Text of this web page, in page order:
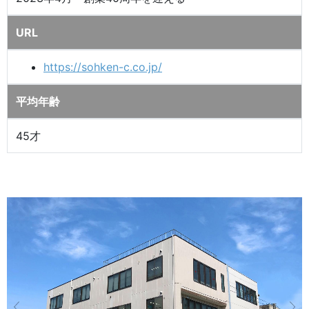
URL
https://sohken-c.co.jp/
平均年齢
45才